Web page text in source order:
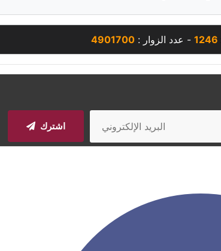
1246 - عدد الزوار : 4901700
اشترك